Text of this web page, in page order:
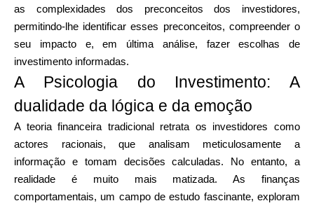
Histórico de Rondas
Blog
Contacte-nos
as complexidades dos preconceitos dos investidores,
permitindo-lhe identificar esses preconceitos, compreender o
seu impacto e, em última análise, fazer escolhas de
investimento informadas.
A Psicologia do Investimento: A
dualidade da lógica e da emoção
A teoria financeira tradicional retrata os investidores como
actores racionais, que analisam meticulosamente a
informação e tomam decisões calculadas. No entanto, a
realidade é muito mais matizada. As finanças
comportamentais, um campo de estudo fascinante, exploram